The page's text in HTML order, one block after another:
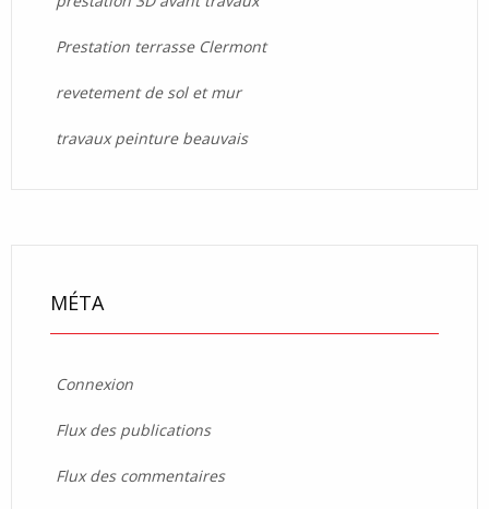
Prestation terrasse Clermont
revetement de sol et mur
travaux peinture beauvais
MÉTA
Connexion
Flux des publications
Flux des commentaires